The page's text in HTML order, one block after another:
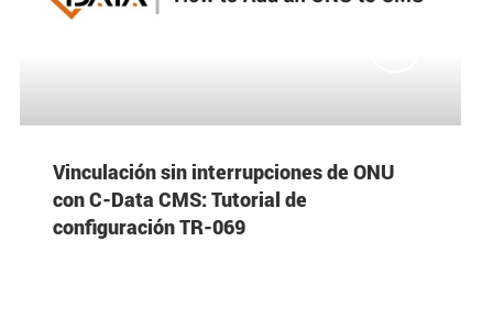
Vinculación sin interrupciones de ONU
con C-Data CMS: Tutorial de
configuración TR-069